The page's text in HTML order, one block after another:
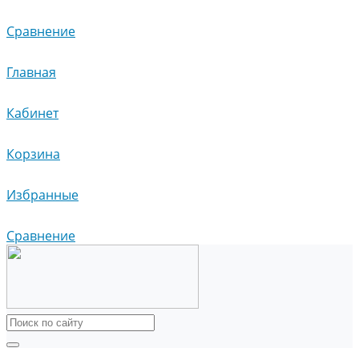
Сравнение
Главная
Кабинет
Корзина
Избранные
Сравнение